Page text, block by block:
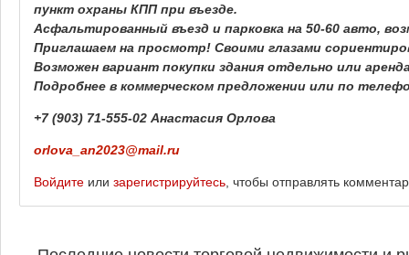
пункт охраны КПП при въезде.
Асфальтированный въезд и парковка на 50-60 авто,
Приглашаем на просмотр! Своими глазами
Возможен вариант покупки здания отдельно или
Подробнее в коммерческом предложении или по
+7 (903) 71-555-02 Анастасия Орлова
orlova_an2023@mail.ru
Войдите или зарегистрируйтесь , чтобы отправлять